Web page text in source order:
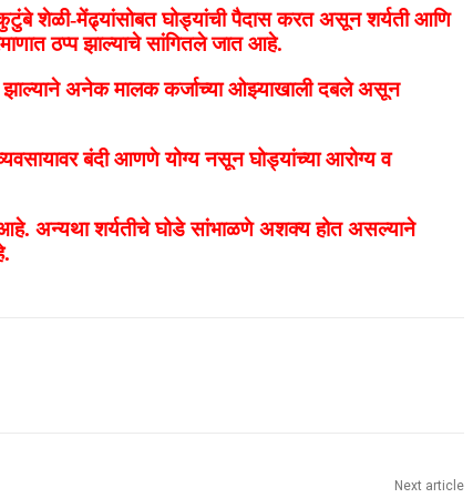
कुटुंबे शेळी-मेंढ्यांसोबत घोड्यांची पैदास करत असून शर्यती आणि
ठप्प झाल्याचे सांगितले जात आहे.
झाल्याने अनेक मालक कर्जाच्या ओझ्याखाली दबले असून
बंदी आणणे योग्य नसून घोड्यांच्या आरोग्य व
आहे. अन्यथा शर्यतीचे घोडे सांभाळणे अशक्य होत असल्याने
Next article